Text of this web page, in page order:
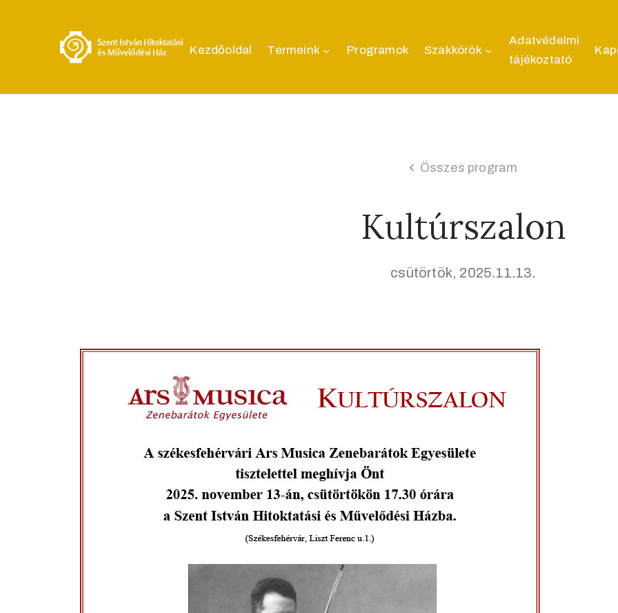
Kezdőoldal Termeink Programok Szakkörök
Adatvédelmi
tájékoztató
Összes program
Kultúrszalon
csütörtök, 2025.11.13.